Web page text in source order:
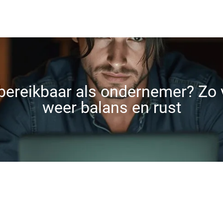
als ondernemer? Zo
weer balans en rust